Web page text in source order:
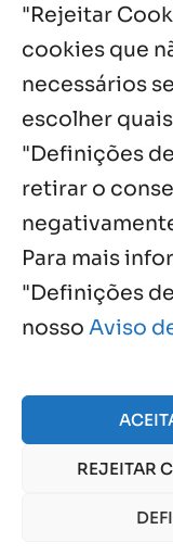
"Rejeitar
cookies que
necessários
escolher
"Definições
retirar o
Para mais
"Definições
nosso Aviso
REJEITAR
Notícias
Agosto, 2026
da Esperança.
e